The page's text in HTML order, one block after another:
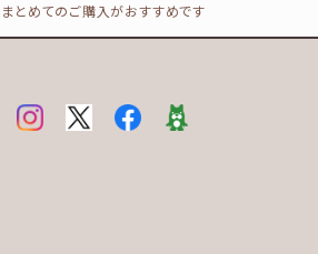
まとめてのご購入がおすすめです